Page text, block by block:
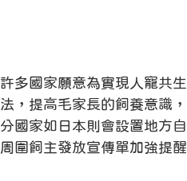
許多國家願意為實現人寵共
法，提高毛家長的飼養意識
分國家如日本則會設置地方
周圍飼主發放宣傳單加強提